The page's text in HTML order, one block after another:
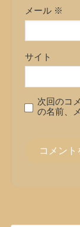
メール ※
サイト
次回のコ
の名前、